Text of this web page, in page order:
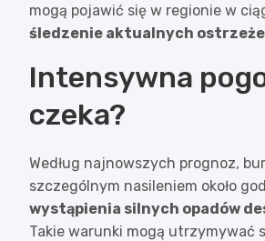
mogą pojawić się w regionie w
śledzenie aktualnych
Intensywna
czeka?
Według najnowszych prognoz,
szczególnym nasileniem około
wystąpienia silnych opadów
Takie warunki mogą utrzymywać